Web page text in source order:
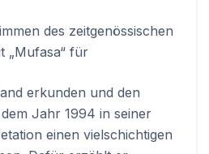
des zeitgenössischen
„Mufasa“ für
erkunden und den
Jahr 1994 in seiner
einen vielschichtigen